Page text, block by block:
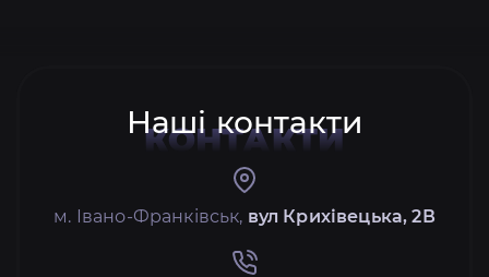
Наші контакти
КОНТАКТИ
м. Івано-Франківськ, вул Крихівецька, 2В